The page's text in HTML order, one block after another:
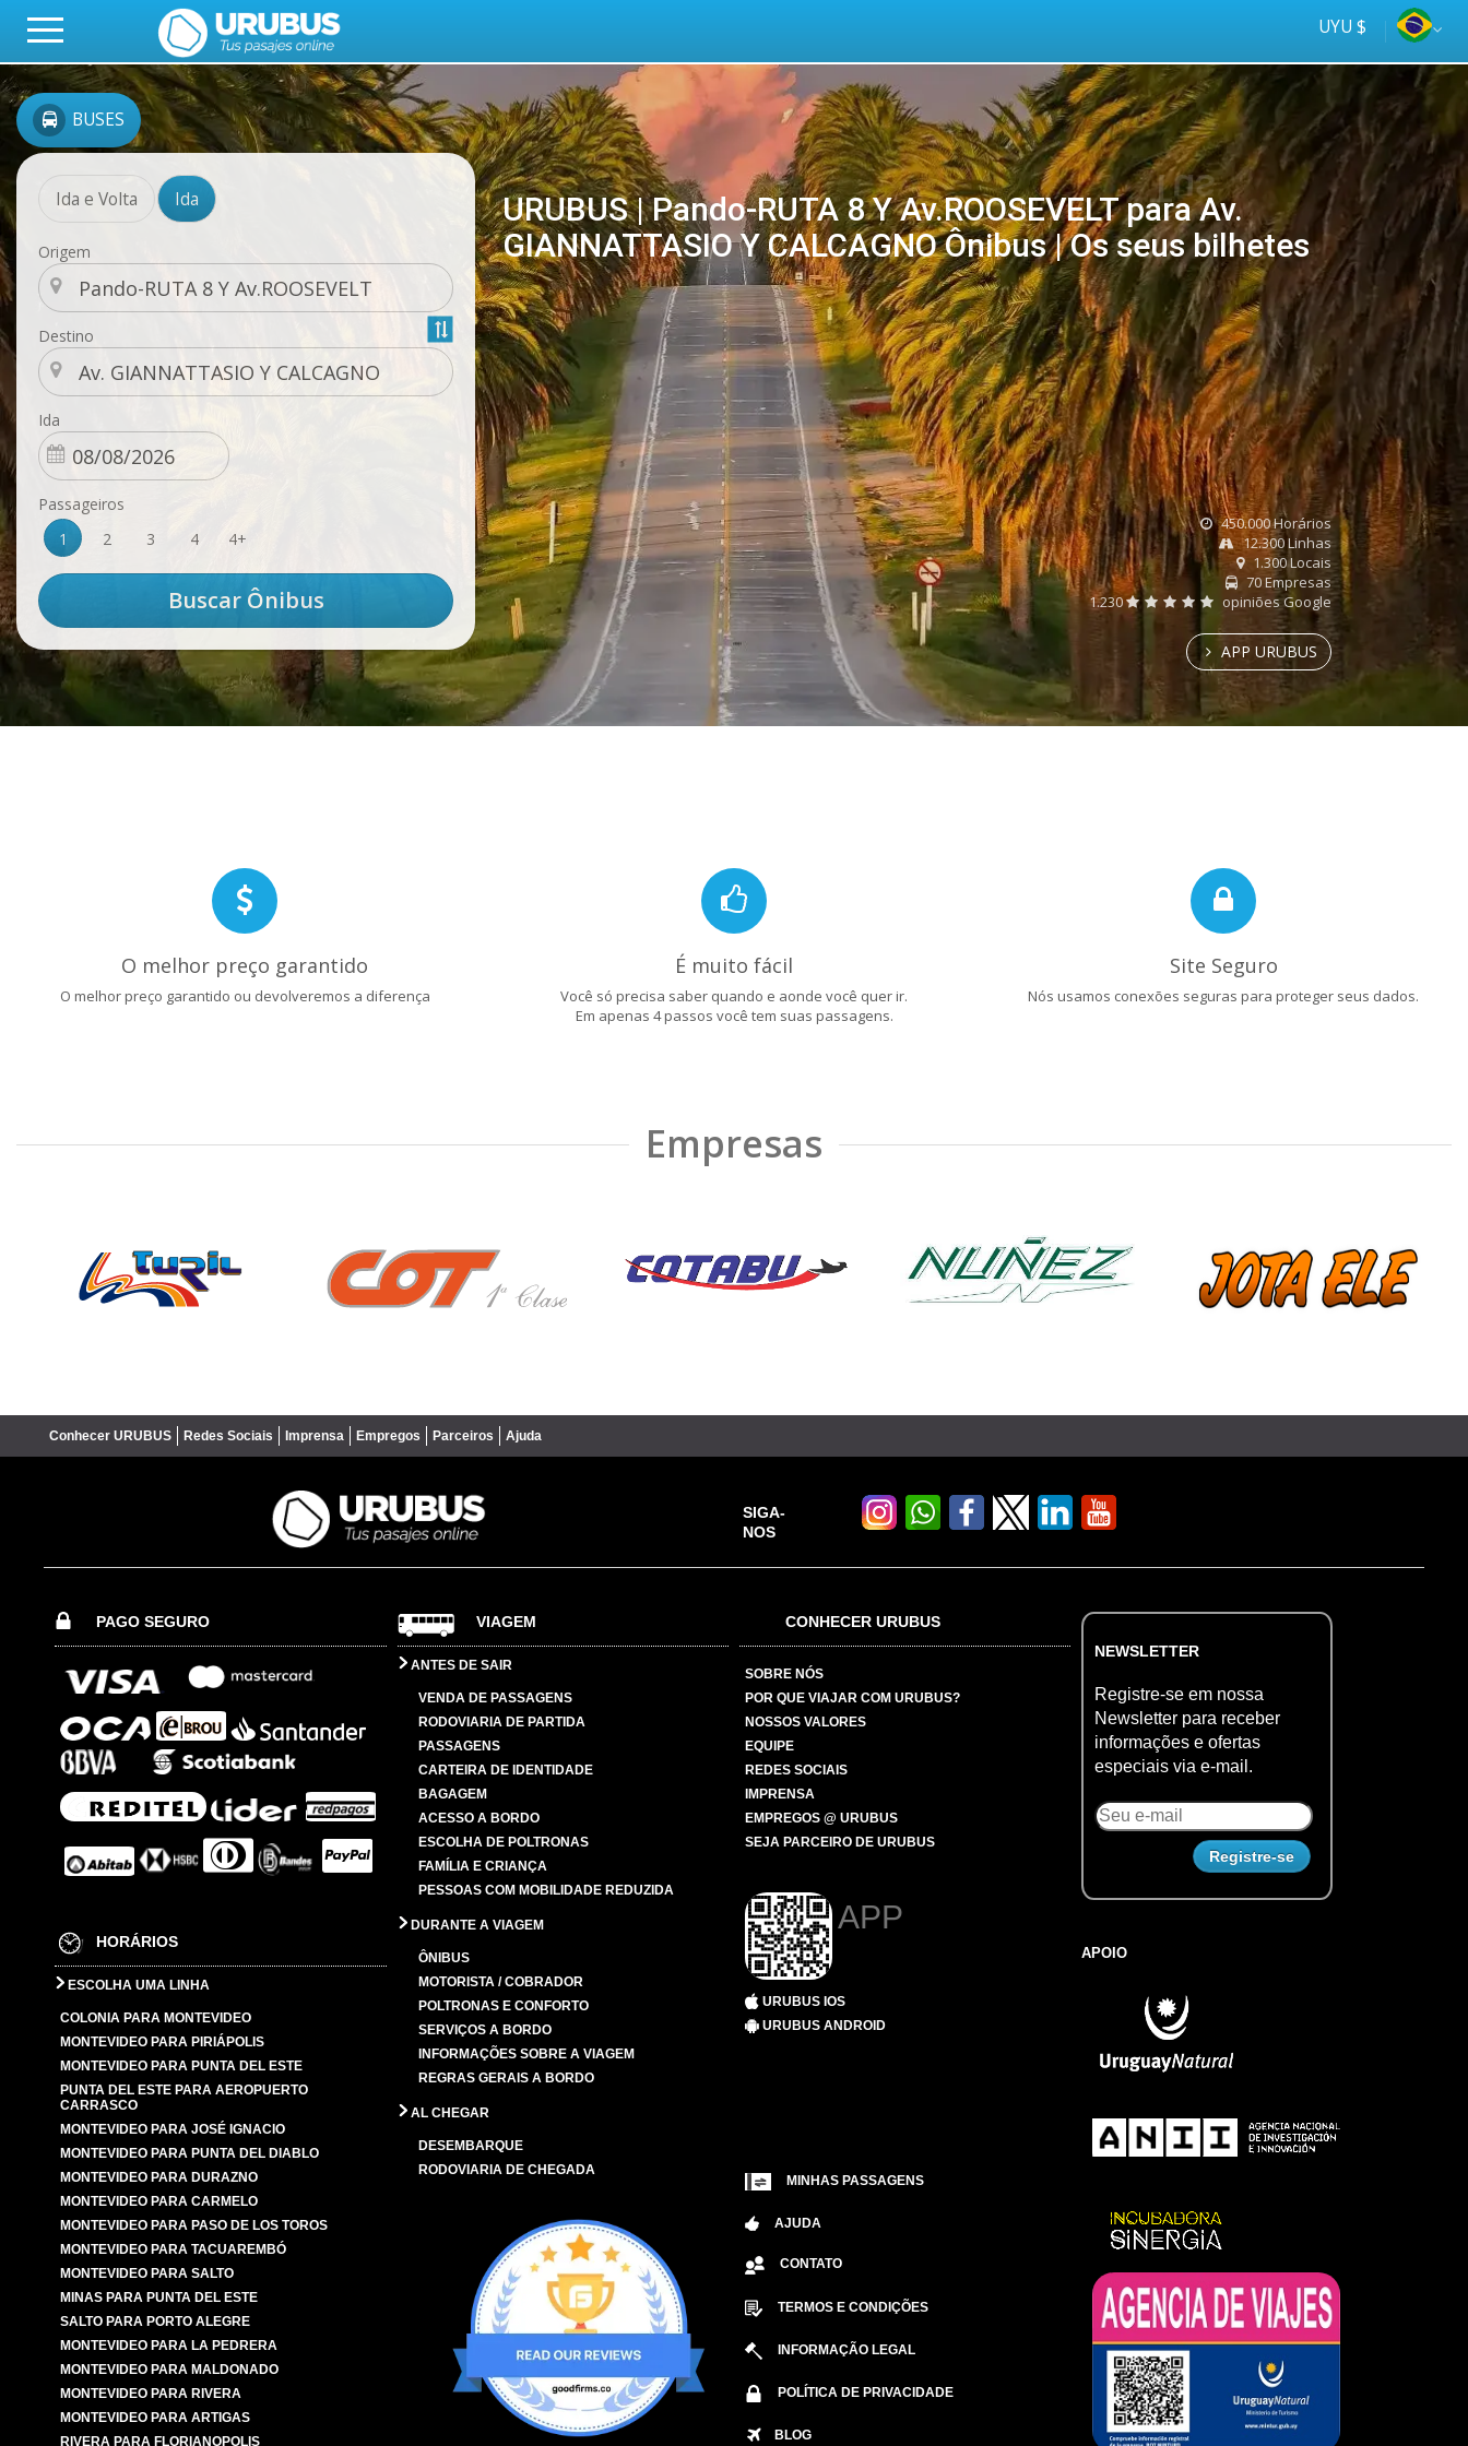
UYU $
BUSES
Ida e Volta Ida
Origem
Destino
Ida
Passageiros
1
2 3 4 4+
URUBUS | Pando-RUTA 8 Y Av.ROOSEVELT para Av.
GIANNATTASIO Y CALCAGNO Ônibus | Os seus bilhetes
online
online
Tus
ómnibus
450.000 Horários
12.300 Linhas
1.300 Locais
70 Empresas
1.230
opiniões Google
APP URUBUS
O melhor preço garantido
O melhor preço garantido ou devolveremos a diferença
É muito fácil
Você só precisa saber quando e aonde você quer ir.
Em apenas 4 passos você tem suas passagens.
Site Seguro
Nós usamos conexões seguras para proteger seus dados.
Empresas
Conhecer URUBUS Redes Sociais Imprensa Empregos Parceiros Ajuda
SIGA-
NOS
PAGO SEGURO
HORÁRIOS
ESCOLHA UMA LINHA
COLONIA PARA MONTEVIDEO
MONTEVIDEO PARA PIRIÁPOLIS
MONTEVIDEO PARA PUNTA DEL ESTE
PUNTA DEL ESTE PARA AEROPUERTO
CARRASCO
MONTEVIDEO PARA JOSÉ IGNACIO
MONTEVIDEO PARA PUNTA DEL DIABLO
MONTEVIDEO PARA DURAZNO
MONTEVIDEO PARA CARMELO
MONTEVIDEO PARA PASO DE LOS TOROS
MONTEVIDEO PARA TACUAREMBÓ
MONTEVIDEO PARA SALTO
MINAS PARA PUNTA DEL ESTE
SALTO PARA PORTO ALEGRE
MONTEVIDEO PARA LA PEDRERA
MONTEVIDEO PARA MALDONADO
MONTEVIDEO PARA RIVERA
MONTEVIDEO PARA ARTIGAS
RIVERA PARA FLORIANOPOLIS
VIAGEM
ANTES DE SAIR
VENDA DE PASSAGENS
RODOVIARIA DE PARTIDA
PASSAGENS
CARTEIRA DE IDENTIDADE
BAGAGEM
ACESSO A BORDO
ESCOLHA DE POLTRONAS
FAMÍLIA E CRIANÇA
PESSOAS COM MOBILIDADE REDUZIDA
DURANTE A VIAGEM
ÔNIBUS
MOTORISTA / COBRADOR
POLTRONAS E CONFORTO
SERVIÇOS A BORDO
INFORMAÇÕES SOBRE A VIAGEM
REGRAS GERAIS A BORDO
AL CHEGAR
DESEMBARQUE
RODOVIARIA DE CHEGADA
CONHECER URUBUS
SOBRE NÓS
POR QUE VIAJAR COM URUBUS?
NOSSOS VALORES
EQUIPE
REDES SOCIAIS
IMPRENSA
EMPREGOS @ URUBUS
SEJA PARCEIRO DE URUBUS
APP
URUBUS IOS
URUBUS ANDROID
MINHAS PASSAGENS
AJUDA
CONTATO
TERMOS E CONDIÇÕES
INFORMAÇÃO LEGAL
POLÍTICA DE PRIVACIDADE
BLOG
NEWSLETTER
Registre-se em nossa
Newsletter para receber
informações e ofertas
especiais via e-mail.
APOIO